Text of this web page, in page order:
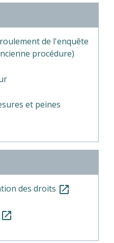
de l'enquête
procédure)
et peines
des droits open_in_new
open_in_new